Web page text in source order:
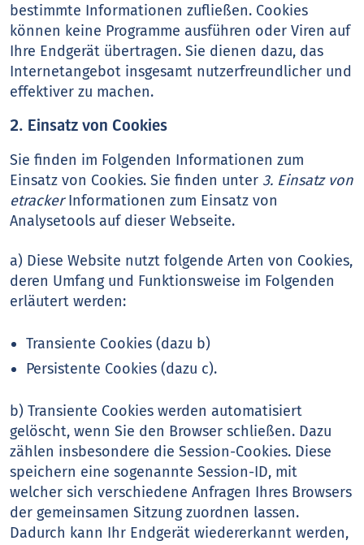
bestimmte Informationen zufließen. Cookies
können keine Programme ausführen oder Viren auf
Ihre Endgerät übertragen. Sie dienen dazu, das
Internetangebot insgesamt nutzerfreundlicher und
effektiver zu machen.
2. Einsatz von Cookies
Sie finden im Folgenden Informationen zum
Einsatz von Cookies. Sie finden unter3. Einsatz von
etrackerInformationen zum Einsatz von
Analysetools auf dieser Webseite.
a) Diese Website nutzt folgende Arten von Cookies,
deren Umfang und Funktionsweise im Folgenden
erläutert werden:
Transiente Cookies (dazu b)
Persistente Cookies (dazu c).
b) Transiente Cookies werden automatisiert
gelöscht, wenn Sie den Browser schließen. Dazu
zählen insbesondere die Session-Cookies. Diese
speichern eine sogenannte Session-ID, mit
welcher sich verschiedene Anfragen Ihres Browsers
der gemeinsamen Sitzung zuordnen lassen.
Dadurch kann Ihr Endgerät wiedererkannt werden,